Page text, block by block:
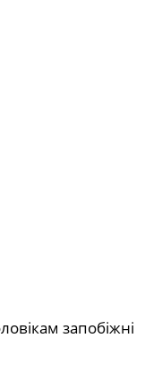
запобіжні